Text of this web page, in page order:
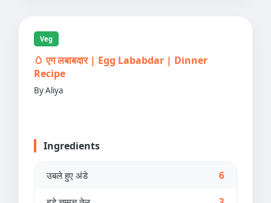
Veg
🥚 एग लबाबदार | Egg Lababdar | Dinner
Recipe
By Aliya
Ingredients
उबले हुए अंडे 6